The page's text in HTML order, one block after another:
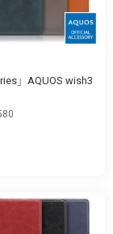
」AQUOS wish3